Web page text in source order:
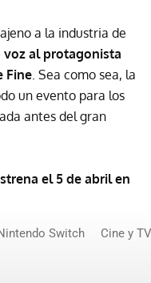
a la industria de
voz al protagonista
Fine . Sea como sea, la
un evento para los
antes del gran
el 5 de abril en
Switch Cine y TV